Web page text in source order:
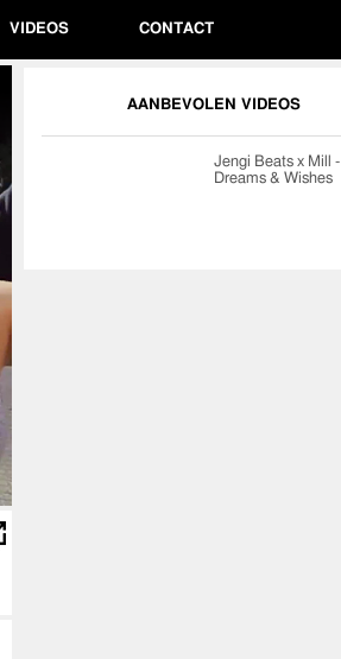
VIDEOS CONTACT
AANBEVOLEN VIDEOS
Jengi Beats x Mill -
Dreams & Wishes